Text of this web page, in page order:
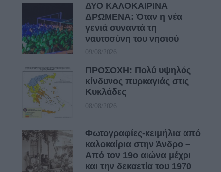
ΔΥΟ ΚΑΛΟΚΑΙΡΙΝΑ
ΔΡΩΜΕΝΑ: Όταν η νέα
γενιά συναντά τη
ναυτοσύνη του νησιού
09/08/2026
ΠΡΟΣΟΧΗ: Πολύ υψηλός
κίνδυνος πυρκαγιάς στις
Κυκλάδες
08/08/2026
Φωτογραφίες-κειμήλια από
καλοκαίρια στην Άνδρο –
Από τον 19ο αιώνα μέχρι
και την δεκαετία του 1970